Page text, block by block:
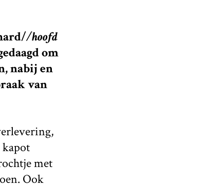
/hoofd
om
nabij en
van
met
Ook